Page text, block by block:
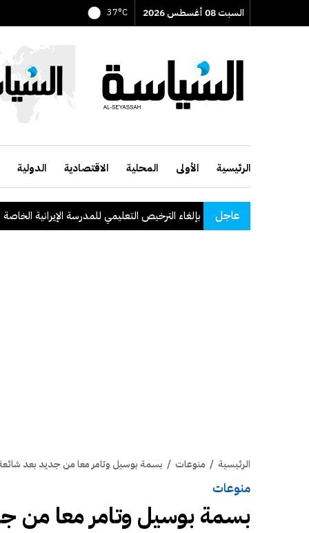
السبت 08 أغسطس 2026 37°C
الرئيسية الأولى المحلية الاقتصادية الدولية
عاجل
التربية يصدر قراراً بإلغاء الترخيص التعليمي للمدرسة الإيرانية الخاصة
الرئيسية / منوعات / بسمة بوسيل وتامر معا من جديد بعد
منوعات
بسمة بوسيل وتامر معا من